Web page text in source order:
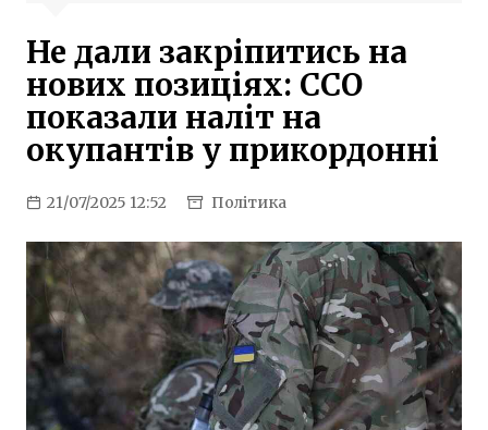
Не дали закріпитись на
нових позиціях: ССО
показали наліт на
окупантів у прикордонні
21/07/2025 12:52 Політика